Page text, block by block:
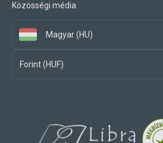
Közösségi média
Magyar (HU)
Forint (HUF)